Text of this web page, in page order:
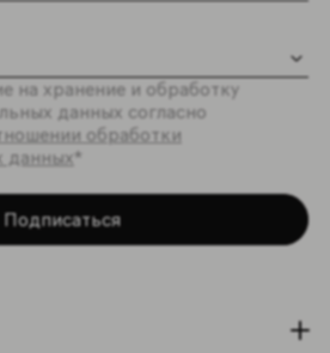
на хранение и обработку
данных согласно
обработки
данных*
Подписаться